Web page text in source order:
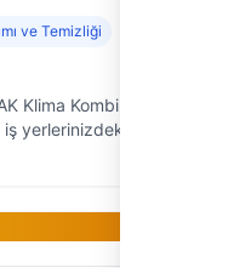
ve Temizliği
Klima Kombi Isı
yerlerinizdeki